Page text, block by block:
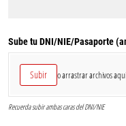
Sube tu DNI/​NIE/​Pasaporte
Subir o arrastrar archivos
Recuerda subir ambas caras del DNI/NIE